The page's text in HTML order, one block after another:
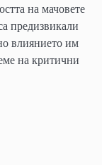
на мачовете
предизвикали
влиянието им
на критични